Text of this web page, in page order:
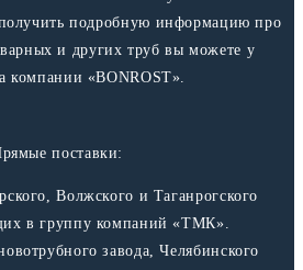
подробную информацию про
и других труб вы можете у
компании «BONROST».
поставки:
Волжского и Таганрогского
в группу компаний «ТМК».
завода, Челябинского